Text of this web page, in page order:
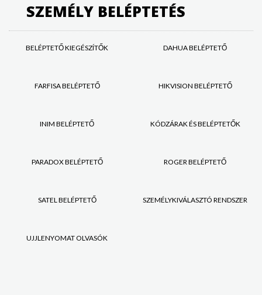
SZEMÉLY BELÉPTETÉS
BELÉPTETŐ KIEGÉSZÍTŐK DAHUA BELÉPTETŐ
FARFISA BELÉPTETŐ HIKVISION BELÉPTETŐ
INIM BELÉPTETŐ KÓDZÁRAK ÉS BELÉPTETŐK
PARADOX BELÉPTETŐ ROGER BELÉPTETŐ
SATEL BELÉPTETŐ SZEMÉLYKIVÁLASZTÓ RENDSZER
UJJLENYOMAT OLVASÓK